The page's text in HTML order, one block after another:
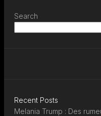
Search
Recent Posts
Melania Trump : Des